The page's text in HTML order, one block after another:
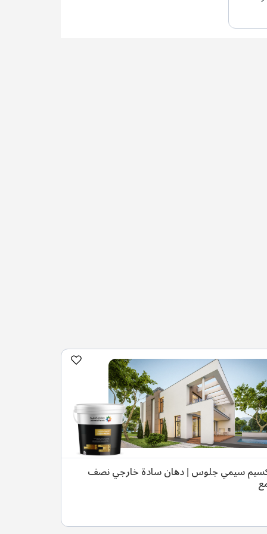
سيمي جلوس | دهان سادة خارجي نصف